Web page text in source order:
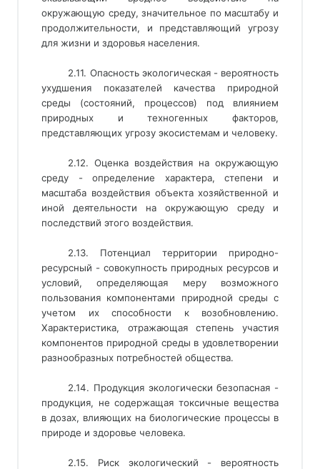
окружающую среду, значительное по масштабу и
продолжительности, и представляющий угрозу
для жизни и здоровья населения.
2.11. Опасность экологическая - вероятность
ухудшения показателей качества природной
среды (состояний, процессов) под влиянием
природных и техногенных факторов,
представляющих угрозу экосистемам и человеку.
2.12. Оценка воздействия на окружающую
среду - определение характера, степени и
масштаба воздействия объекта хозяйственной и
иной деятельности на окружающую среду и
последствий этого воздействия.
2.13. Потенциал территории природно-
ресурсный - совокупность природных ресурсов и
условий, определяющая меру возможного
пользования компонентами природной среды с
учетом их способности к возобновлению.
Характеристика, отражающая степень участия
компонентов природной среды в удовлетворении
разнообразных потребностей общества.
2.14. Продукция экологически безопасная -
продукция, не содержащая токсичные вещества
в дозах, влияющих на биологические процессы в
природе и здоровье человека.
2.15. Риск экологический - вероятность